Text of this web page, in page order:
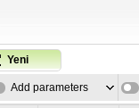
Yeni
Add parameters